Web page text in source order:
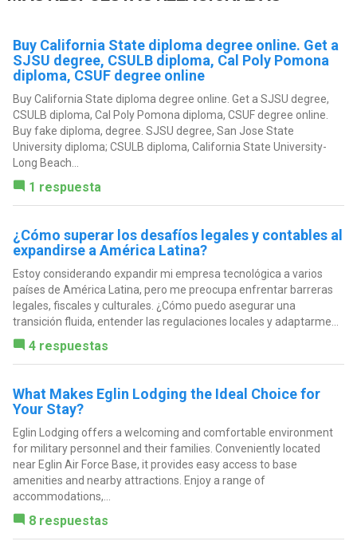
Buy California State diploma degree online. Get a
SJSU degree, CSULB diploma, Cal Poly Pomona
diploma, CSUF degree online
Buy California State diploma degree online. Get a SJSU degree,
CSULB diploma, Cal Poly Pomona diploma, CSUF degree online.
Buy fake diploma, degree. SJSU degree, San Jose State
University diploma; CSULB diploma, California State University-
Long Beach...
1 respuesta
¿Cómo superar los desafíos legales y contables al
expandirse a América Latina?
Estoy considerando expandir mi empresa tecnológica a varios
países de América Latina, pero me preocupa enfrentar barreras
legales, fiscales y culturales. ¿Cómo puedo asegurar una
transición fluida, entender las regulaciones locales y adaptarme...
4 respuestas
What Makes Eglin Lodging the Ideal Choice for
Your Stay?
Eglin Lodging offers a welcoming and comfortable environment
for military personnel and their families. Conveniently located
near Eglin Air Force Base, it provides easy access to base
amenities and nearby attractions. Enjoy a range of
accommodations,...
8 respuestas